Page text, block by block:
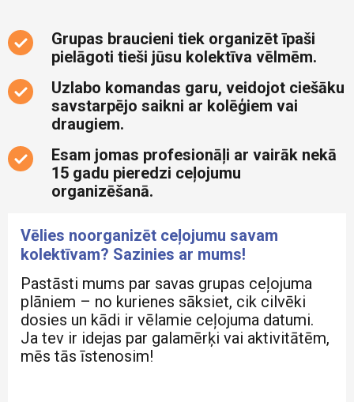
Grupas braucieni tiek organizēt īpaši
pielāgoti tieši jūsu kolektīva vēlmēm.
Uzlabo komandas garu, veidojot ciešāku
savstarpējo saikni ar kolēģiem vai
draugiem.
Esam jomas profesionāļi ar vairāk nekā
15 gadu pieredzi ceļojumu
organizēšanā.
Vēlies noorganizēt ceļojumu savam
kolektīvam? Sazinies ar mums!
Pastāsti mums par savas grupas ceļojuma
plāniem – no kurienes sāksiet, cik cilvēki
dosies un kādi ir vēlamie ceļojuma datumi.
Ja tev ir idejas par galamērķi vai aktivitātēm,
mēs tās īstenosim!